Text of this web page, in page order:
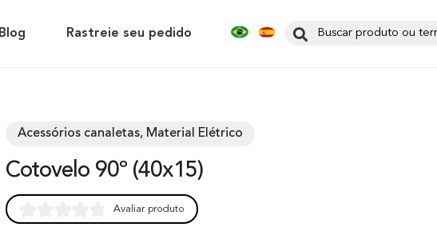
Blog Rastreie seu pedido
Acessórios canaletas, Material Elétrico
Cotovelo 90º (40x15)
Avaliar produto